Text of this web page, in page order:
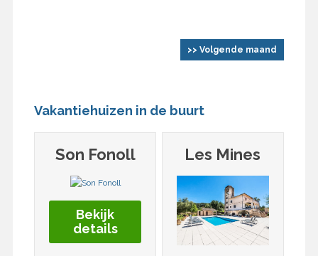
>> Volgende maand
Vakantiehuizen in de buurt
Son Fonoll
Bekijk
details
Les Mines